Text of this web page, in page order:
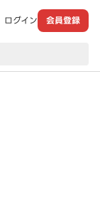
ログイン 会員登録